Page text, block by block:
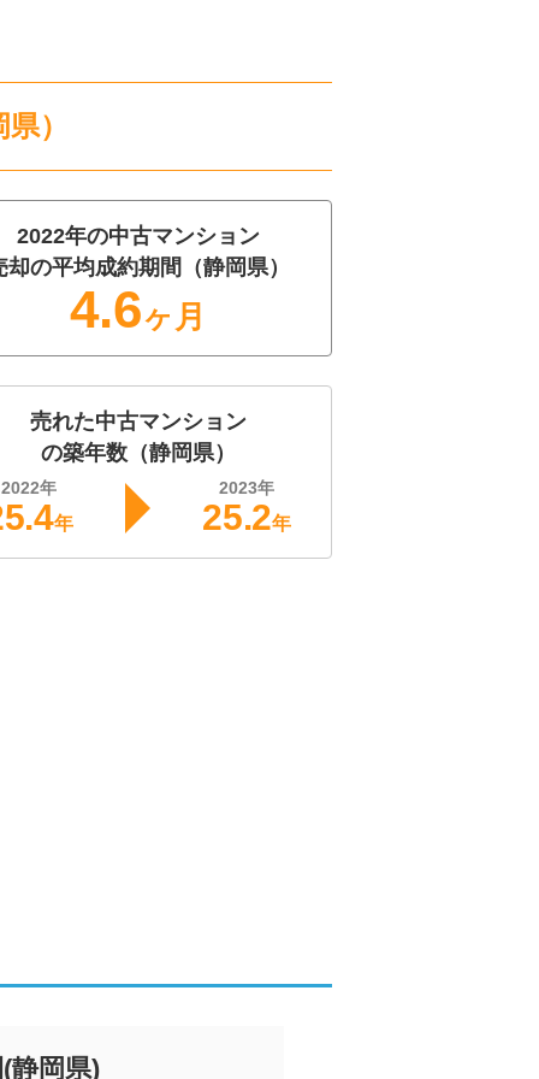
県）
2022年の中古マンション
却の平均成約期間（静岡県）
4.6ヶ月
売れた中古マンション
の築年数（静岡県）
2022年
年
2023年
25.2年
(静岡県)